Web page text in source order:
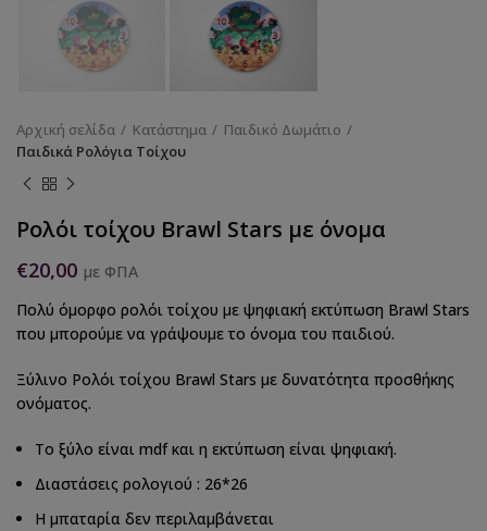
Αρχική σελίδα Κατάστημα
Παιδικό Δωμάτιο
Παιδικά Ρολόγια Τοίχου
Ρολόι τοίχου Brawl Stars με όνομα
€20,00 με ΦΠΑ
Πολύ όμορφο ρολόι τοίχου με ψηφιακή εκτύπωση Brawl Stars
που μπορούμε να γράψουμε το όνομα του παιδιού.
Ξύλινο Ρολόι τοίχου Brawl Stars με δυνατότητα προσθήκης
ονόματος.
Το ξύλο είναι mdf και η εκτύπωση είναι ψηφιακή.
Διαστάσεις ρολογιού : 26*26
Η μπαταρία δεν περιλαμβάνεται